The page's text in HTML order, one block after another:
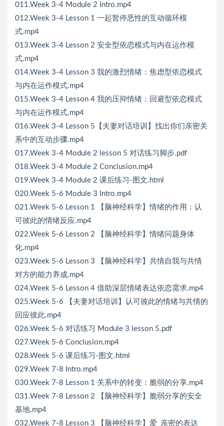
011.Week 3-4 Module 2 Intro.mp4
012.Week 3-4 Lesson 1 一起暂停恶性的互动循环模
式.mp4
013.Week 3-4 Lesson 2 安全型依恋模式与内在运作模
式.mp4
014.Week 3-4 Lesson 3 我的激烈情绪：焦虑型依恋模式
与内在运作模式.mp4
015.Week 3-4 Lesson 4 我的压抑情绪：回避型依恋模式
与内在运作模式.mp4
016.Week 3-4 Lesson 5【夫妻对话培训】找出你们亲密关
系中的互动步骤.mp4
017.Week 3-4 Module 2 lesson 5 对话练习脚步.pdf
018.Week 3-4 Module 2 Conclusion.mp4
019.Week 3-4 Module 2 课后练习-图文.html
020.Week 5-6 Module 3 Intro.mp4
021.Week 5-6 Lesson 1 【脑神经科学】情绪的作用：认
可彼此的情绪反应.mp4
022.Week 5-6 Lesson 2 【脑神经科学】情绪问题身体
化.mp4
023.Week 5-6 Lesson 3 【脑神经科学】共情自我与共情
对方的能力养成.mp4
024.Week 5-6 Lesson 4 借助深层情绪表达依恋需求.mp4
025.Week 5-6 【夫妻对话培训】认可彼此的情绪与共情的
回应彼此.mp4
026.Week 5-6 对话练习 Module 3 lesson 5.pdf
027.Week 5-6 Conclusion.mp4
028.Week 5-6 课后练习-图文.html
029.Week 7-8 Intro.mp4
030.Week 7-8 Lesson 1 关系中的转变：脆弱的分享.mp4
031.Week 7-8 Lesson 2 【脑神经科学】脆弱分享的安全
基地.mp4
032.Week 7-8 Lesson 3 【脑神经科学】爱_亲密的表达_